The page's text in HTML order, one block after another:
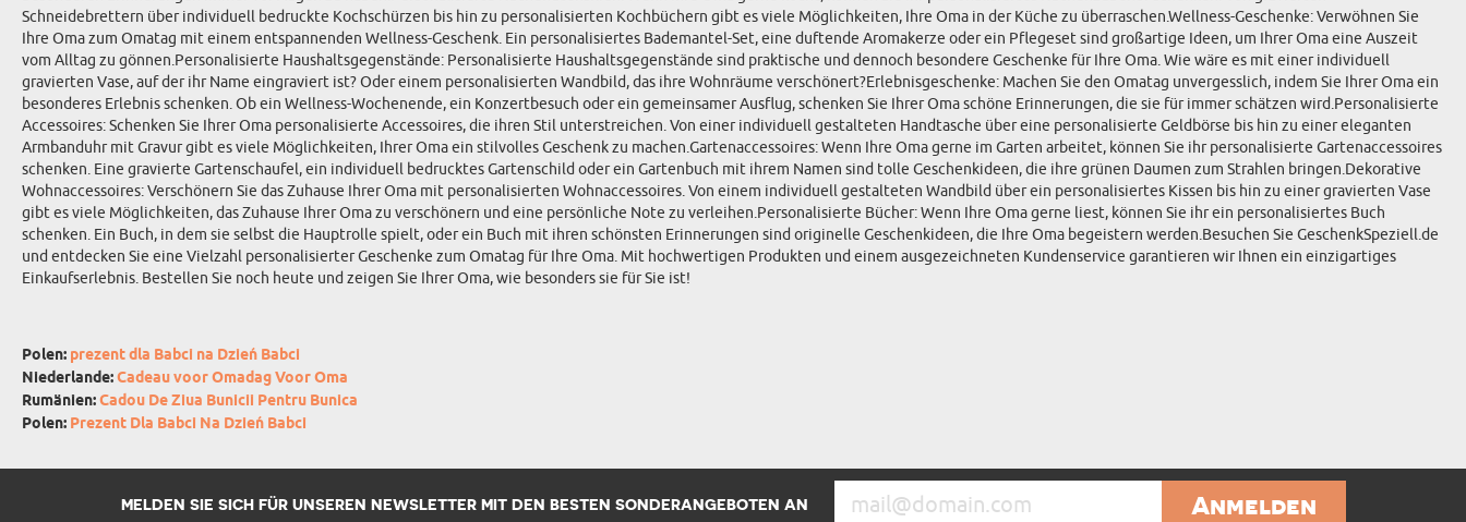
Schneidebrettern über individuell bedruckte Kochschürzen bis hin zu personalisierten Kochbüchern gibt es viele Möglichkeiten, Ihre Oma in der Küche zu überraschen.Wellness-Geschenke: Verwöhnen Sie
Ihre Oma zum Omatag mit einem entspannenden Wellness-Geschenk. Ein personalisiertes Bademantel-Set, eine duftende Aromakerze oder ein Pflegeset sind großartige Ideen, um Ihrer Oma eine Auszeit
vom Alltag zu gönnen.Personalisierte Haushaltsgegenstände: Personalisierte Haushaltsgegenstände sind praktische und dennoch besondere Geschenke für Ihre Oma. Wie wäre es mit einer individuell
gravierten Vase, auf der ihr Name eingraviert ist? Oder einem personalisierten Wandbild, das ihre Wohnräume verschönert?Erlebnisgeschenke: Machen Sie den Omatag unvergesslich, indem Sie Ihrer Oma ein
besonderes Erlebnis schenken. Ob ein Wellness-Wochenende, ein Konzertbesuch oder ein gemeinsamer Ausflug, schenken Sie Ihrer Oma schöne Erinnerungen, die sie für immer schätzen wird.Personalisierte
Accessoires: Schenken Sie Ihrer Oma personalisierte Accessoires, die ihren Stil unterstreichen. Von einer individuell gestalteten Handtasche über eine personalisierte Geldbörse bis hin zu einer eleganten
Armbanduhr mit Gravur gibt es viele Möglichkeiten, Ihrer Oma ein stilvolles Geschenk zu machen.Gartenaccessoires: Wenn Ihre Oma gerne im Garten arbeitet, können Sie ihr personalisierte Gartenaccessoires
schenken. Eine gravierte Gartenschaufel, ein individuell bedrucktes Gartenschild oder ein Gartenbuch mit ihrem Namen sind tolle Geschenkideen, die ihre grünen Daumen zum Strahlen bringen.Dekorative
Wohnaccessoires: Verschönern Sie das Zuhause Ihrer Oma mit personalisierten Wohnaccessoires. Von einem individuell gestalteten Wandbild über ein personalisiertes Kissen bis hin zu einer gravierten Vase
gibt es viele Möglichkeiten, das Zuhause Ihrer Oma zu verschönern und eine persönliche Note zu verleihen.Personalisierte Bücher: Wenn Ihre Oma gerne liest, können Sie ihr ein personalisiertes Buch
schenken. Ein Buch, in dem sie selbst die Hauptrolle spielt, oder ein Buch mit ihren schönsten Erinnerungen sind originelle Geschenkideen, die Ihre Oma begeistern werden.Besuchen Sie GeschenkSpeziell.de
und entdecken Sie eine Vielzahl personalisierter Geschenke zum Omatag für Ihre Oma. Mit hochwertigen Produkten und einem ausgezeichneten Kundenservice garantieren wir Ihnen ein einzigartiges
Einkaufserlebnis. Bestellen Sie noch heute und zeigen Sie Ihrer Oma, wie besonders sie für Sie ist!
Polen: prezent dla Babci na Dzień Babci
Niederlande:Cadeau voor Omadag Voor Oma
Rumänien:Cadou De Ziua Bunicii Pentru Bunica
Polen: Prezent Dla Babci Na Dzień Babci
MELDEN SIE SICH FÜR UNSEREN NEWSLETTER MIT DEN BESTEN SONDERANGEBOTEN AN Anmelden